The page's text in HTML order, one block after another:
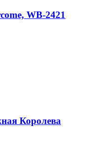
WB-2421
Королева